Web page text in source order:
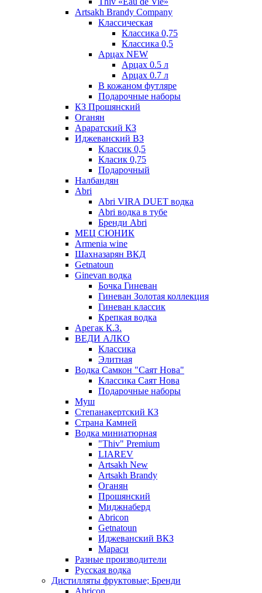
Artsakh Brandy Company
Классическая
Классика 0,75
Классика 0,5
Арцах NEW
Арцах 0.5 л
Арцах 0.7 л
В кожаном футляре
Подарочные наборы
КЗ Прошянский
Оганян
Араратский КЗ
Иджеванский ВЗ
Классик 0,5
Класик 0,75
Подарочный
Налбандян
Abri
Abri VIRA DUET водка
Abri водка в тубе
Бренди Abri
МЕЦ СЮНИК
Armenia wine
Шахназарян ВКД
Getnatoun
Ginevan водка
Бочка Гиневан
Гиневан Золотая коллекция
Гиневан классик
Крепкая водка
Арегак К.З.
ВЕДИ АЛКО
Классика
Элитная
Водка Самкон "Саят Нова"
Классика Саят Нова
Подарочные наборы
Муш
Степанакертский КЗ
Страна Камней
Водка миниатюрная
"Thiv" Premium
LIAREV
Artsakh New
Artsakh Brandy
Оганян
Прошянский
Миджнаберд
Abricon
Getnatoun
Иджеванский ВКЗ
Мараси
Разные производители
Русская водка
Дистилляты фруктовые; Бренди
Abricon